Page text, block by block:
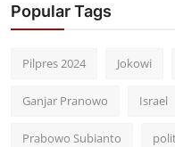
Popular Tags
Pilpres 2024 Jokowi
Ganjar Pranowo Israel
Prabowo Subianto